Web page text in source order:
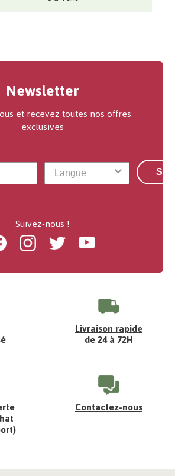
Newsletter
et recevez toutes nos offres
exclusives
Suivez-nous !
FacebookInstagramTwitter Youtube
Livraison rapide
de 24 à 72H
Contactez-nous